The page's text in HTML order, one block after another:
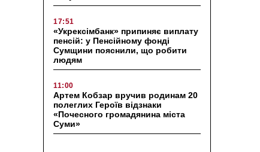
17:51
«Укрексімбанк» припиняє виплату
пенсій: у Пенсійному фонді
Сумщини пояснили, що робити
людям
11:00
Артем Кобзар вручив родинам 20
полеглих Героїв відзнаки
«Почесного громадянина міста
Суми»